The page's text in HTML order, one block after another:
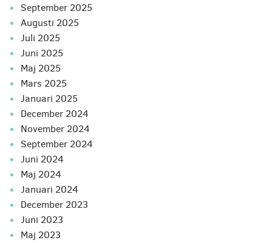
september 2025
augusti 2025
juli 2025
juni 2025
maj 2025
mars 2025
januari 2025
december 2024
november 2024
september 2024
juni 2024
maj 2024
januari 2024
december 2023
juni 2023
maj 2023